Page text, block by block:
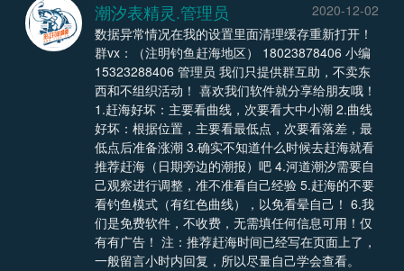
潮汐表精灵.管理员
2020-12-02
数据异常情况在我的设置里面清理缓存重新打开！
群vx：（注明钓鱼赶海地区） 18023878406 小编
15323288406 管理员 我们只提供群互助，不卖东
西和不组织活动！ 喜欢我们软件就分享给朋友哦！
1.赶海好坏：主要看曲线，次要看大中小潮 2.曲线
好坏：根据位置，主要看最低点，次要看落差，最
低点后准备涨潮 3.确实不知道什么时候去赶海就看
推荐赶海（日期旁边的潮报）吧 4.河道潮汐需要自
己观察进行调整，准不准看自己经验 5.赶海的不要
看钓鱼模式（有红色曲线），以免看晕自己！ 6.我
们是免费软件，不收费，无需填任何信息可用！仅
有有广告！ 注：推荐赶海时间已经写在页面上了，
一般留言小时内回复，所以尽量自己学会查看。